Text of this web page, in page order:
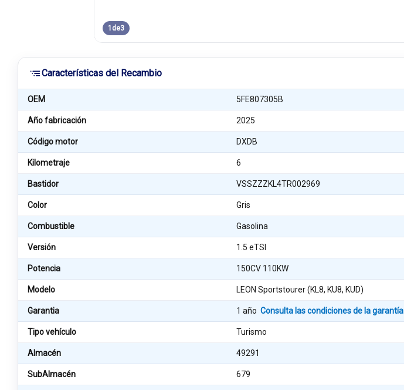
1 de3
Características del Recambio
OEM 5FE807305B
Año fabricación 2025
Código motor DXDB
Kilometraje 6
Bastidor VSSZZZKL4TR002969
Color Gris
Combustible Gasolina
Versión 1.5 eTSI
Potencia 150CV 110KW
Modelo LEON Sportstourer (KL8, KU8, KUD)
Garantia 1 añoConsulta las condiciones de la garantía
Tipo vehículo Turismo
Almacén 49291
SubAlmacén 679